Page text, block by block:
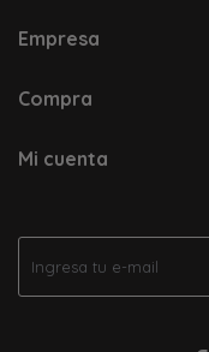
Empresa
Compra
Mi cuenta